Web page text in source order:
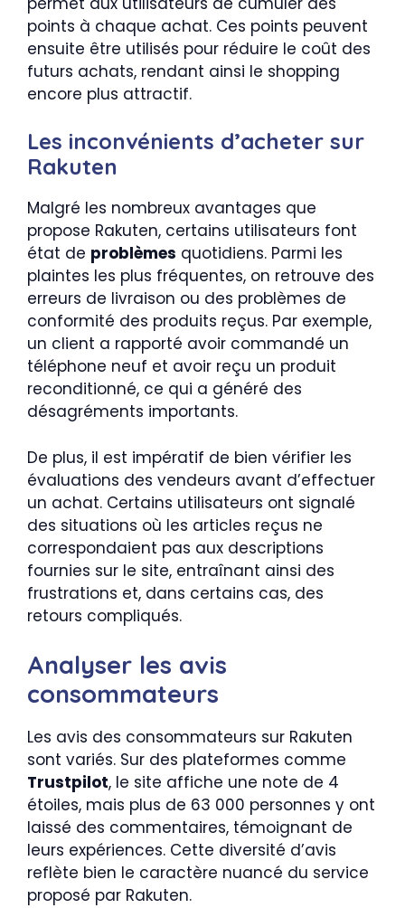
points à chaque achat. Ces points peuvent
ensuite être utilisés pour réduire le coût des
futurs achats, rendant ainsi le shopping
encore plus attractif.
Les inconvénients d’acheter sur
Rakuten
Malgré les nombreux avantages que
propose Rakuten, certains utilisateurs font
état de problèmes quotidiens. Parmi les
plaintes les plus fréquentes, on retrouve des
erreurs de livraison ou des problèmes de
conformité des produits reçus. Par exemple,
un client a rapporté avoir commandé un
téléphone neuf et avoir reçu un produit
reconditionné, ce qui a généré des
désagréments importants.
De plus, il est impératif de bien vérifier les
évaluations des vendeurs avant d’effectuer
un achat. Certains utilisateurs ont signalé
des situations où les articles reçus ne
correspondaient pas aux descriptions
fournies sur le site, entraînant ainsi des
frustrations et, dans certains cas, des
retours compliqués.
Analyser les avis
consommateurs
Les avis des consommateurs sur Rakuten
sont variés. Sur des plateformes comme
Trustpilot, le site affiche une note de 4
étoiles, mais plus de 63 000 personnes y ont
laissé des commentaires, témoignant de
leurs expériences. Cette diversité d’avis
reflète bien le caractère nuancé du service
proposé par Rakuten.